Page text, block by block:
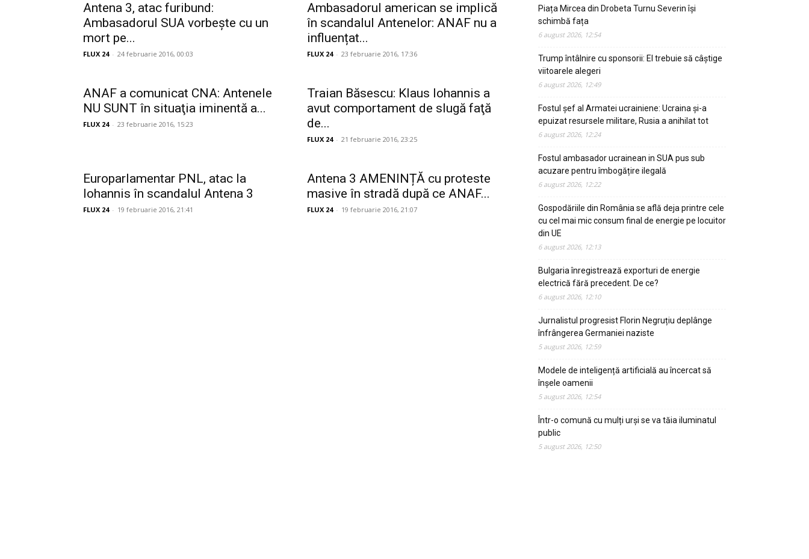
Antena 3, atac furibund:
Ambasadorul SUA vorbește cu un
mort pe...
FLUX 24 - 24 februarie 2016, 00:03
Ambasadorul american se implică
în scandalul Antenelor: ANAF nu a
influențat...
FLUX 24 - 23 februarie 2016, 17:36
ANAF a comunicat CNA: Antenele
NU SUNT în situaţia iminentă a...
FLUX 24 - 23 februarie 2016, 15:23
Traian Băsescu: Klaus Iohannis a
avut comportament de slugă faţă
de...
FLUX 24 - 21 februarie 2016, 23:25
Europarlamentar PNL, atac la
Iohannis în scandalul Antena 3
FLUX 24 - 19 februarie 2016, 21:41
Antena 3 AMENINȚĂ cu proteste
masive în stradă după ce ANAF...
FLUX 24 - 19 februarie 2016, 21:07
Piața Mircea din Drobeta Turnu Severin își
schimbă fața
6 august 2026, 12:54
Trump întâlnire cu sponsorii: El trebuie să câștige
viitoarele alegeri
6 august 2026, 12:49
Fostul șef al Armatei ucrainiene: Ucraina și-a
epuizat resursele militare, Rusia a anihilat tot
6 august 2026, 12:24
Fostul ambasador ucrainean in SUA pus sub
acuzare pentru îmbogățire ilegală
6 august 2026, 12:22
Gospodăriile din România se află deja printre cele
cu cel mai mic consum final de energie pe locuitor
din UE
6 august 2026, 12:13
Bulgaria înregistrează exporturi de energie
electrică fără precedent. De ce?
6 august 2026, 12:10
Jurnalistul progresist Florin Negruțiu deplânge
înfrângerea Germaniei naziste
5 august 2026, 12:59
Modele de inteligență artificială au încercat să
înșele oamenii
5 august 2026, 12:54
Într-o comună cu mulți urși se va tăia iluminatul
public
5 august 2026, 12:50